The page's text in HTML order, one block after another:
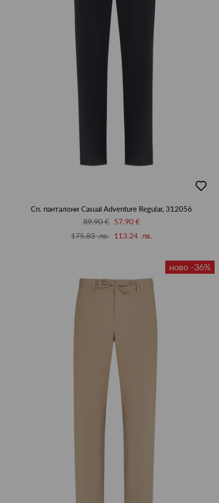
в
Сп. панталони Casual Adventure Regular, 312056
89.90 € 57.90 €
175.83 лв. 113.24 лв.
ново -36%